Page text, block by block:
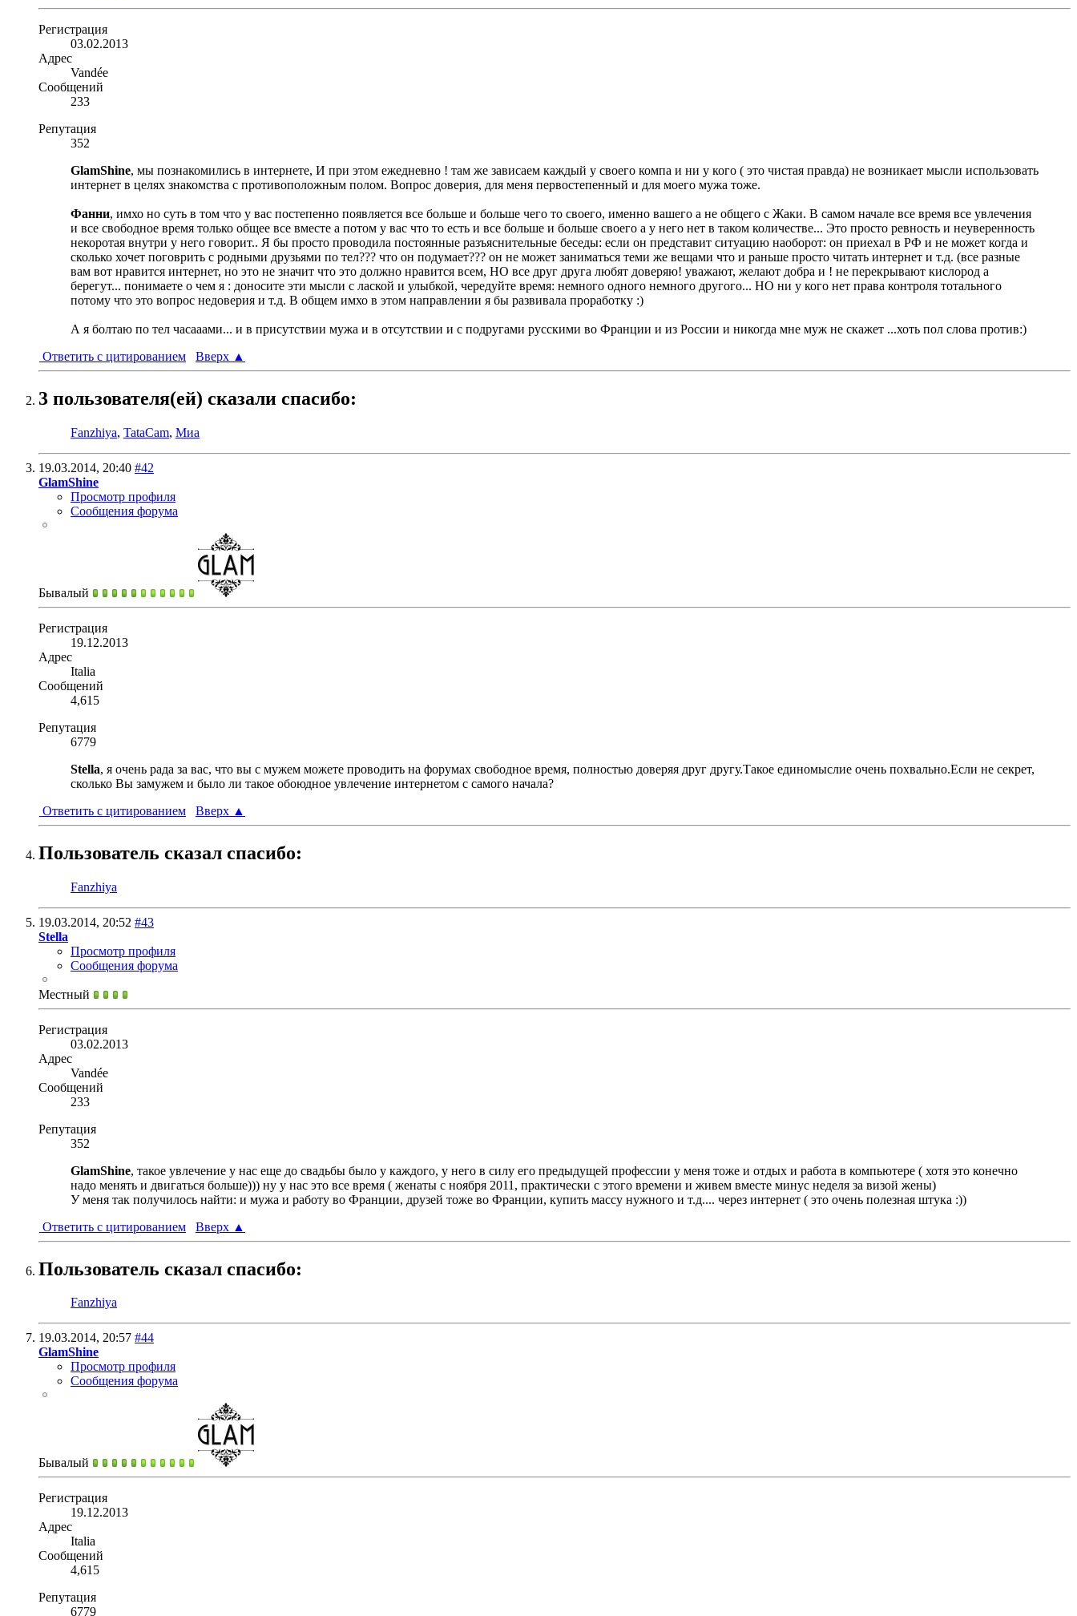
Регистрация
03.02.2013
Адрес
Vandée
Сообщений
233
Репутация
352
GlamShine, мы познакомились в интернете, И при этом ежедневно ! там же зависаем каждый у своего компа и ни у кого ( это чистая правда) не возникает мысли использовать
интернет в целях знакомства с противоположным полом. Вопрос доверия, для меня первостепенный и для моего мужа тоже.
Фанни, имхо но суть в том что у вас постепенно появляется все больше и больше чего то своего, именно вашего а не общего с Жаки. В самом начале все время все увлечения
и все свободное время только общее все вместе а потом у вас что то есть и все больше и больше своего а у него нет в таком количестве... Это просто ревность и неуверенность
некоротая внутри у него говорит.. Я бы просто проводила постоянные разъяснительные беседы: если он представит ситуацию наоборот: он приехал в РФ и не может когда и
сколько хочет поговрить с родными друзьями по тел??? что он подумает??? он не может заниматься теми же вещами что и раньше просто читать интернет и т.д. (все разные
вам вот нравится интернет, но это не значит что это должно нравится всем, НО все друг друга любят доверяю! уважают, желают добра и ! не перекрывают кислород а
берегут... понимаете о чем я : доносите эти мысли с лаской и улыбкой, чередуйте время: немного одного немного другого... НО ни у кого нет права контроля тотального
потому что это вопрос недоверия и т.д. В общем имхо в этом направлении я бы развивала проработку :)
А я болтаю по тел часааами... и в присутствии мужа и в отсутствии и с подругами русскими во Франции и из России и никогда мне муж не скажет ...хоть пол слова против:)
Ответить с цитированием
Вверх ▲
3 пользователя(ей) сказали cпасибо:
Fanzhiya, TataCam, Миа
19.03.2014, 20:40 #42
GlamShine
Просмотр профиля
Сообщения форума
Бывалый
Регистрация
19.12.2013
Адрес
Italia
Сообщений
4,615
Репутация
6779
Stella, я очень рада за вас, что вы с мужем можете проводить на форумах свободное время, полностью доверяя друг другу.Такое единомыслие очень похвально.Если не секрет,
сколько Вы замужем и было ли такое обоюдное увлечение интернетом с самого начала?
Ответить с цитированием
Вверх ▲
Пользователь сказал cпасибо:
Fanzhiya
19.03.2014, 20:52 #43
Stella
Просмотр профиля
Сообщения форума
Местный
Регистрация
03.02.2013
Адрес
Vandée
Сообщений
233
Репутация
352
GlamShine, такое увлечение у нас еще до свадьбы было у каждого, у него в силу его предыдущей профессии у меня тоже и отдых и работа в компьютере ( хотя это конечно
надо менять и двигаться больше))) ну у нас это все время ( женаты с ноября 2011, практически с этого времени и живем вместе минус неделя за визой жены)
У меня так получилось найти: и мужа и работу во Франции, друзей тоже во Франции, купить массу нужного и т.д.... через интернет ( это очень полезная штука :))
Ответить с цитированием
Вверх ▲
Пользователь сказал cпасибо:
Fanzhiya
19.03.2014, 20:57 #44
GlamShine
Просмотр профиля
Сообщения форума
Бывалый
Регистрация
19.12.2013
Адрес
Italia
Сообщений
4,615
Репутация
6779